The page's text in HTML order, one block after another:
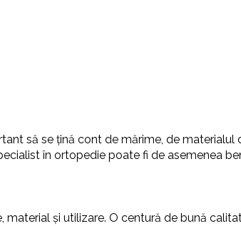
să se țină cont de mărime, de materialul
în ortopedie poate fi de asemenea
material și utilizare. O centură de bună